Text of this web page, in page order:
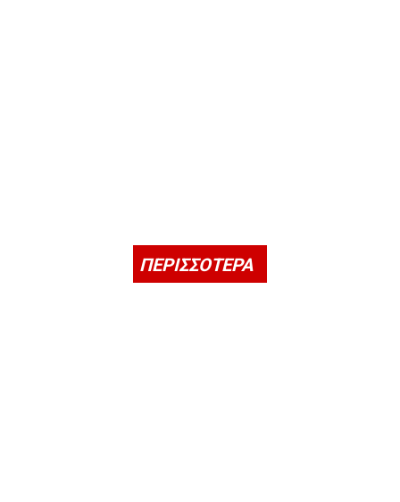
ΠΕΡΙΣΣΟΤΕΡΑ